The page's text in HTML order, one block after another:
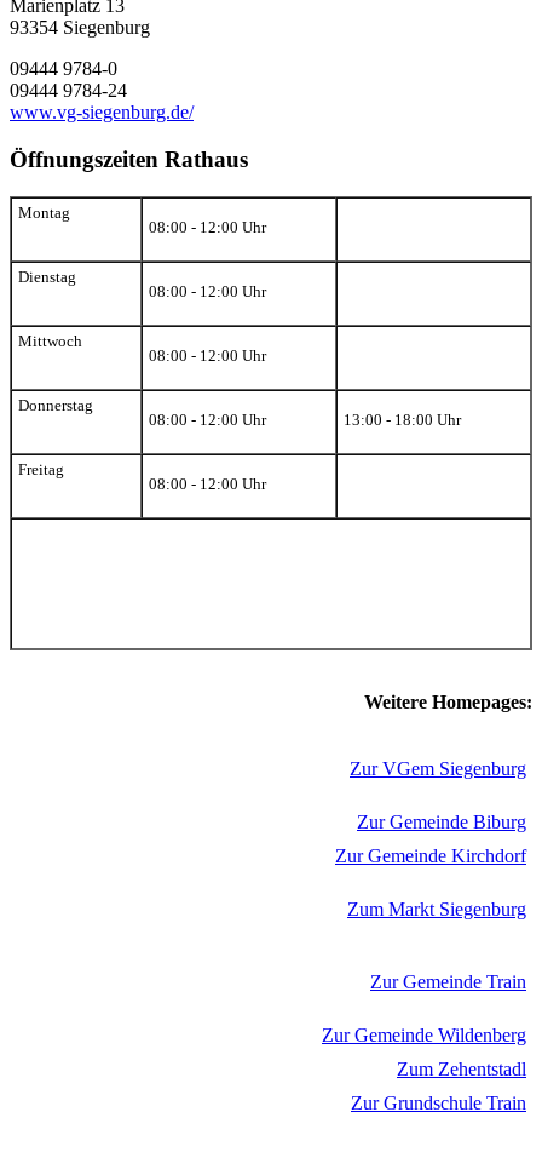
Marienplatz 13
93354 Siegenburg
09444 9784-0
09444 9784-24
www.vg-siegenburg.de/
Öffnungszeiten Rathaus
Montag
08:00 - 12:00 Uhr
Dienstag
08:00 - 12:00 Uhr
Mittwoch
08:00 - 12:00 Uhr
Donnerstag
08:00 - 12:00 Uhr
13:00 - 18:00 Uhr
Freitag
08:00 - 12:00 Uhr
Weitere Homepages:
Zur VGem Siegenburg
Zur Gemeinde Biburg
Zur Gemeinde Kirchdorf
Zum Markt Siegenburg
Zur Gemeinde Train
Zur Gemeinde Wildenberg
Zum Zehentstadl
Zur Grundschule Train